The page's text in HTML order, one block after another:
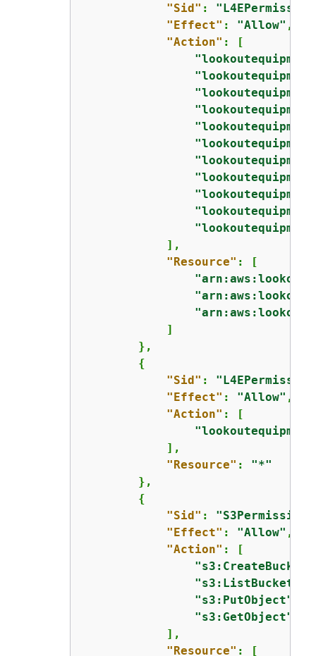
"Sid" :
"Effect" : "Allow" ,
"Action" : [
            ],
"Resource" : [
            ]
        },
{
"Sid" :
"Effect" : "Allow" ,
"Action" : [
            ],
"Resource" : "*"
        },
{
"Sid" :
"Effect" : "Allow" ,
"Action" : [
"s3:CreateBucket"
"s3:ListBucket"
"s3:PutObject"
"s3:GetObject"
            ],
"Resource" : [